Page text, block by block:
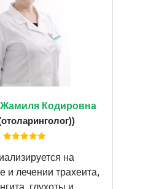
Жамиля Кодировна
на
и лечении трахеита,